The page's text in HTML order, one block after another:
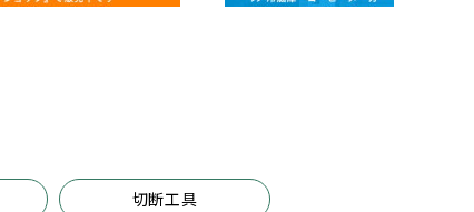
切断工具